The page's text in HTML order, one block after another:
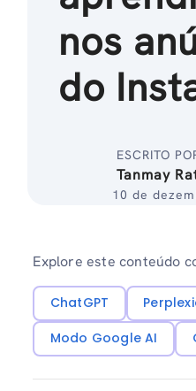
nos
do
ESCRITO
Tanmay
10 de
Explore este conteúdo
ChatGPT
Modo Google AI